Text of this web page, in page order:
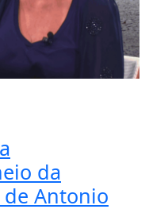
da
Antonio